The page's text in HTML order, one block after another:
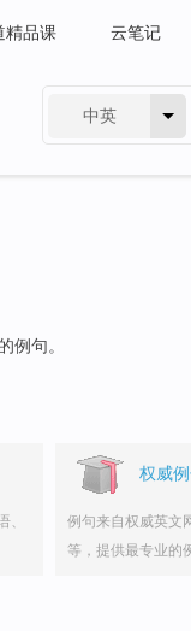
精品课 云笔记
中英
例句。
、
权威
例句来自权威英文
等，提供最专业的